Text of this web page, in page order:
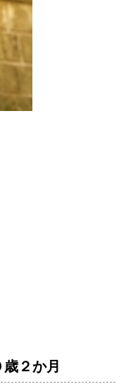
２か月